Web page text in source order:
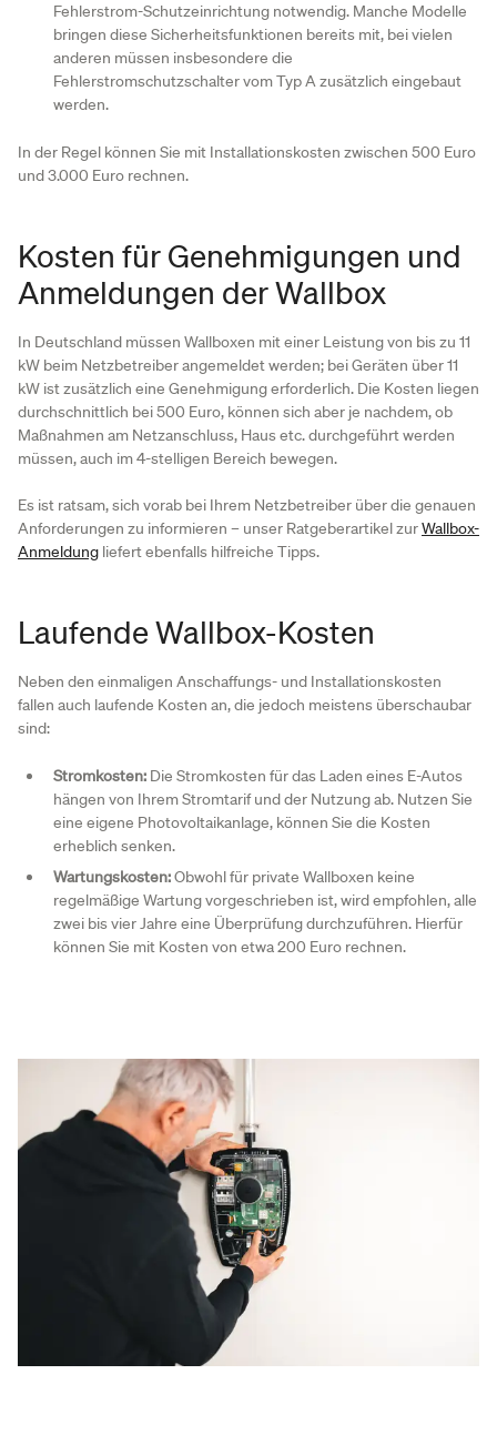
Fehlerstrom-Schutzeinrichtung notwendig. Manche Modelle
bringen diese Sicherheitsfunktionen bereits mit, bei vielen
anderen müssen insbesondere die
Fehlerstromschutzschalter vom Typ A zusätzlich eingebaut
werden.
In der Regel können Sie mit Installationskosten zwischen 500 Euro
und 3.000 Euro rechnen.
Kosten für Genehmigungen und
Anmeldungen der Wallbox
In Deutschland müssen Wallboxen mit einer Leistung von bis zu 11
kW beim Netzbetreiber angemeldet werden; bei Geräten über 11
kW ist zusätzlich eine Genehmigung erforderlich. Die Kosten liegen
durchschnittlich bei 500 Euro, können sich aber je nachdem, ob
Maßnahmen am Netzanschluss, Haus etc. durchgeführt werden
müssen, auch im 4-stelligen Bereich bewegen.
Es ist ratsam, sich vorab bei Ihrem Netzbetreiber über die genauen
Anforderungen zu informieren – unser Ratgeberartikel zurWallbox-
Anmeldung liefert ebenfalls hilfreiche Tipps.
Laufende Wallbox-Kosten
Neben den einmaligen Anschaffungs- und Installationskosten
fallen auch laufende Kosten an, die jedoch meistens überschaubar
sind:
Stromkosten:Die Stromkosten für das Laden eines E-Autos
hängen von Ihrem Stromtarif und der Nutzung ab. Nutzen Sie
eine eigene Photovoltaikanlage, können Sie die Kosten
erheblich senken.
Wartungskosten:Obwohl für private Wallboxen keine
regelmäßige Wartung vorgeschrieben ist, wird empfohlen, alle
zwei bis vier Jahre eine Überprüfung durchzuführen. Hierfür
können Sie mit Kosten von etwa 200 Euro rechnen.